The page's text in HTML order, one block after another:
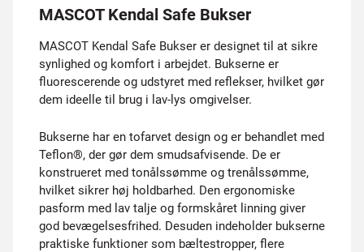
MASCOT Kendal Safe Bukser
MASCOT Kendal Safe Bukser er designet til at sikre
synlighed og komfort i arbejdet. Bukserne er
fluorescerende og udstyret med reflekser, hvilket gør
dem ideelle til brug i lav-lys omgivelser.
Bukserne har en tofarvet design og er behandlet med
Teflon®, der gør dem smudsafvisende. De er
konstrueret med tonålssømme og trenålssømme,
hvilket sikrer høj holdbarhed. Den ergonomiske
pasform med lav talje og formskåret linning giver
god bevægelsesfrihed. Desuden indeholder bukserne
praktiske funktioner som bæltestropper, flere